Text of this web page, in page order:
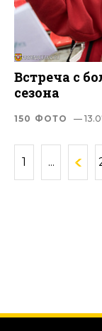
Встреча с
сезона
150 ФОТО —
1 ...